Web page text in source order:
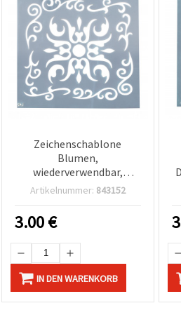
Zeichenschablone
Blumen,
wiederverwendbar,
Druckgröße 18x18 cm L42
Artikelnummer: 843152
3.00€
IN DEN WARENKORB